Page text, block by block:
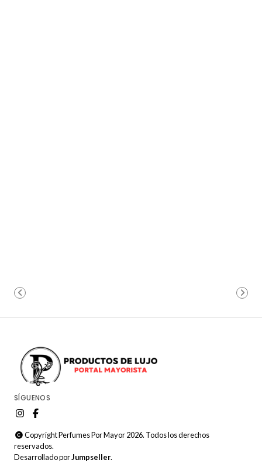
SÍGUENOS
Copyright Perfumes Por Mayor 2026. Todos los derechos
reservados.
Desarrollado porJumpseller.